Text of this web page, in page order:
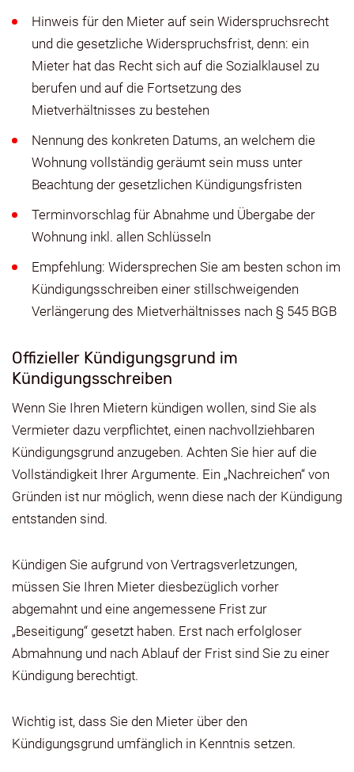
Hinweis für den Mieter auf sein Widerspruchsrecht
und die gesetzliche Widerspruchsfrist, denn: ein
Mieter hat das Recht sich auf die Sozialklausel zu
berufen und auf die Fortsetzung des
Mietverhältnisses zu bestehen
Nennung des konkreten Datums, an welchem die
Wohnung vollständig geräumt sein muss unter
Beachtung der gesetzlichen Kündigungsfristen
Terminvorschlag für Abnahme und Übergabe der
Wohnung inkl. allen Schlüsseln
Empfehlung: Widersprechen Sie am besten schon im
Kündigungsschreiben einer stillschweigenden
Verlängerung des Mietverhältnisses nach § 545 BGB
Offizieller Kündigungsgrund im
Kündigungsschreiben
Wenn Sie Ihren Mietern kündigen wollen, sind Sie als
Vermieter dazu verpflichtet, einen nachvollziehbaren
Kündigungsgrund anzugeben. Achten Sie hier auf die
Vollständigkeit Ihrer Argumente. Ein „Nachreichen“ von
Gründen ist nur möglich, wenn diese nach der Kündigung
entstanden sind.
Kündigen Sie aufgrund von Vertragsverletzungen,
müssen Sie Ihren Mieter diesbezüglich vorher
abgemahnt und eine angemessene Frist zur
„Beseitigung“ gesetzt haben. Erst nach erfolgloser
Abmahnung und nach Ablauf der Frist sind Sie zu einer
Kündigung berechtigt.
Wichtig ist, dass Sie den Mieter über den
Kündigungsgrund umfänglich in Kenntnis setzen.